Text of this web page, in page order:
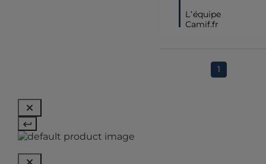
L’équipe
Camif.fr
1